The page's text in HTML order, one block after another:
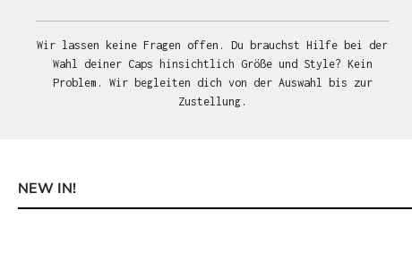
Wir lassen keine Fragen offen. Du brauchst Hilfe bei der
Wahl deiner Caps hinsichtlich Größe und Style? Kein
Problem. Wir begleiten dich von der Auswahl bis zur
Zustellung.
NEW IN!